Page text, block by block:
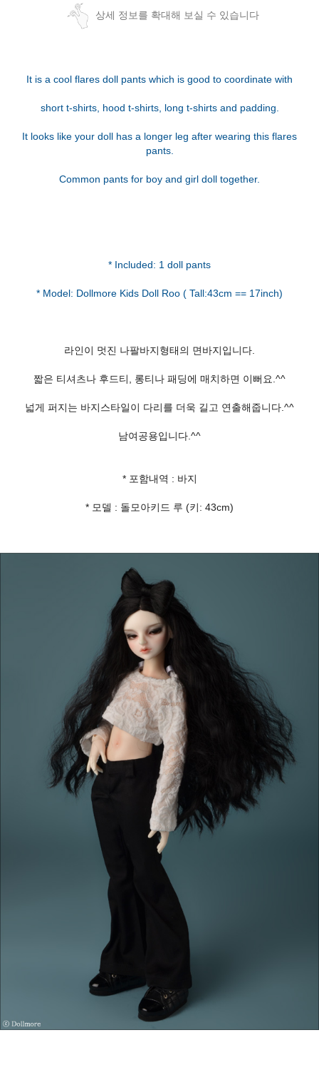
상세 정보를 확대해 보실 수 있습니다
It is a cool flares doll pants which is good to coordinate with
short t-shirts, hood t-shirts, long t-shirts and padding.
It looks like your doll has a longer leg after wearing this flares
pants.
Common pants for boy and girl doll together.
* Included: 1 doll pants
라인이 멋진 나팔바지형태의 면바지입니다.
짧은 티셔츠나 후드티, 롱티나 패딩에 매치하면 이뻐요.^^
넓게 퍼지는 바지스타일이 다리를 더욱 길고 연출해줍니다.^^
남여공용입니다.^^
* 포함내역 : 바지
* 모델 : 돌모아키드 루 (키: 43cm)